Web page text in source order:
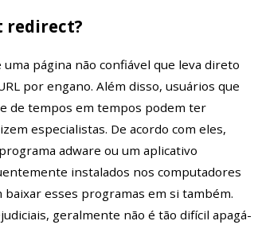
redirect?
página não confiável que leva direto
por engano. Além disso, usuários que
de tempos em tempos podem ter
especialistas. De acordo com eles,
adware ou um aplicativo
instalados nos computadores
esses programas em si também.
geralmente não é tão difícil apagá-